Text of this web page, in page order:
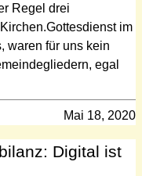
Regel drei
im
waren für uns kein
egal
Mai 18, 2020
Digital ist